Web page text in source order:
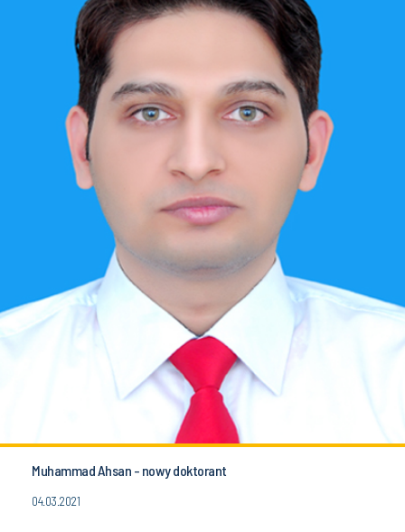
Muhammad Ahsan - nowy doktorant
04.03.2021